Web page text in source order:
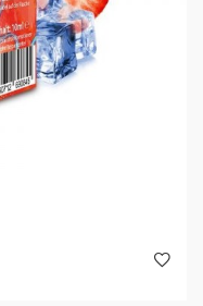
benötigt man auch
fällt der Umstieg